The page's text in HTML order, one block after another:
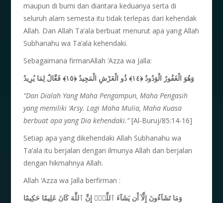
maupun di bumi dan diantara keduanya serta di
seluruh alam semesta itu tidak terlepas dari kehendak
Allah. Dan Allah Ta’ala berbuat menurut apa yang Allah
Subhanahu wa Ta’ala kehendaki.
Sebagaimana firmanAllah ‘Azza wa Jalla:
وَهُوَ الْغَفُورُ الْوَدُودُ ﴿١٤﴾ ذُو الْعَرْشِ الْمَجِيدُ ﴿١٥﴾
فَعَّالٌ لِمَا يُرِيدُ
“Dan Dialah Yang Maha Pengampun, Maha Pengasih
yang memiliki ‘Arsy. Lagi Maha Mulia, Maha Kuasa
berbuat apa yang Dia kehendaki.”[Al-Buruj/85:14-16]
Setiap apa yang dikehendaki Allah Subhanahu wa
Ta’ala itu berjalan dengan ilmunya Allah dan berjalan
dengan hikmahnya Allah.
Allah ‘Azza wa Jalla berfirman :
وَمَا تَشَآءُونَ إِلَّآ أَن يَشَآءَ ٱللَّهُۚ إِنَّ ٱللَّهَ كَانَ عَلِيمًا حَكِيمًا